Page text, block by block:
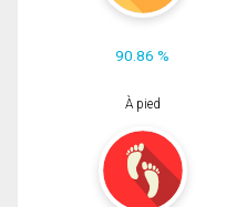
90.86 %
À pied